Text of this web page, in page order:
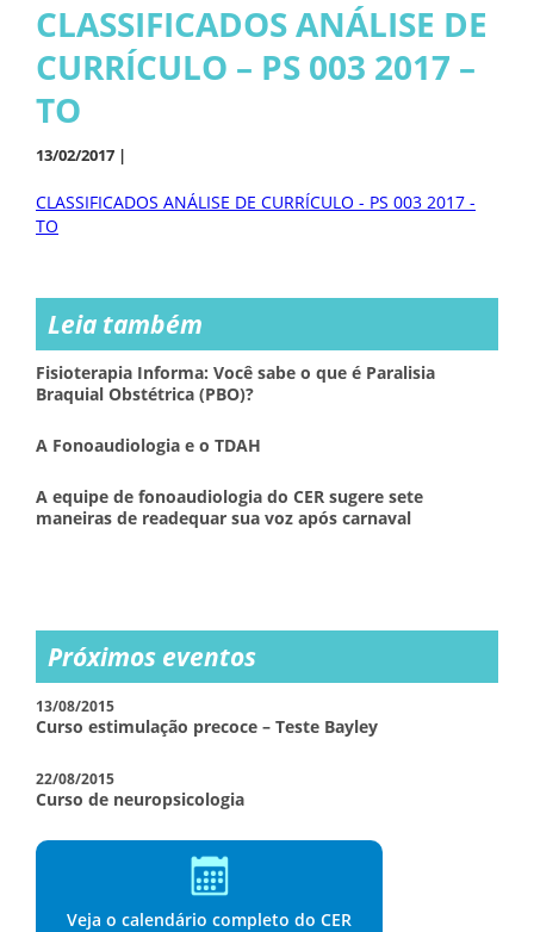
CLASSIFICADOS ANÁLISE DE
CURRÍCULO – PS 003 2017 –
TO
13/02/2017 |
CLASSIFICADOS ANÁLISE DE CURRÍCULO - PS 003 2017 -
TO
Leia também
Fisioterapia Informa: Você sabe o que é Paralisia
Braquial Obstétrica (PBO)?
A Fonoaudiologia e o TDAH
A equipe de fonoaudiologia do CER sugere sete
maneiras de readequar sua voz após carnaval
Próximos eventos
13/08/2015
Curso estimulação precoce – Teste Bayley
22/08/2015
Curso de neuropsicologia
Veja o calendário completo do CER